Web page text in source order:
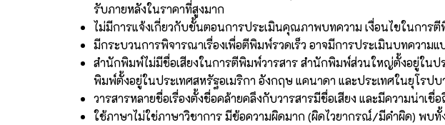
รับภายหลังในราคาที่สูงมาก
ไม่มีการแจ้งเกี่ยวกับขั้นตอนการประเมินคุณภาพบทความ เงื่อนไขในการ
มีกระบวนการพิจารณาเรื่องเพื่อตีพิมพ์รวดเร็ว อาจมีการประเมินบทความ
สำนักพิมพ์ไม่มีชื่อเสียงในการตีพิมพ์วารสาร สำนักพิมพ์ส่วนใหญ่ตั้งอยู่ในป
พิมพ์ตั้งอยู่ในประเทศสหรัฐอเมริกา อังกฤษ แคนาดา และประเทศในยุโรปบ
วารสารหลายชื่อเรื่องตั้งชื่อคล้ายคลึงกับวารสารมีชื่อเสียง และมีความน่าเชื่
ใช้ภาษาไม่ใช่ภาษาวิชาการ มีข้อความผิดมาก (ผิดไวยากรณ์/มีคำผิด) พบ